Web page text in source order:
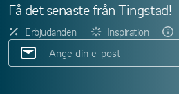
Få det senaste från Tingstad!
Erbjudanden Inspiration